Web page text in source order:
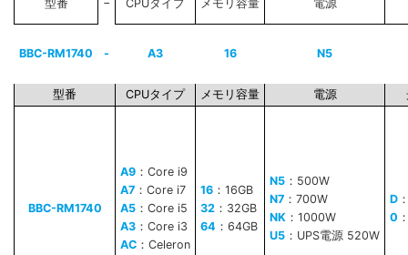
型番 CPUタイプ メモリ容量 電源
BBC-RM1740 - A3 16 N5
型番 CPUタイプ メモリ容量 電源
BBC-RM1740
A9 ：Core i9
A7 ：Core i7
A5 ：Core i5
A3 ：Core i3
AC ：Celeron
16 ：16GB
32 ：32GB
64 ：64GB
N5 ：500W
N7 ：700W
NK ：1000W
U5 ：UPS電源 520W
D
0